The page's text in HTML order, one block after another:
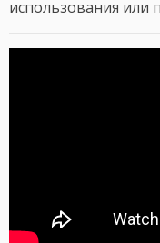
использования или